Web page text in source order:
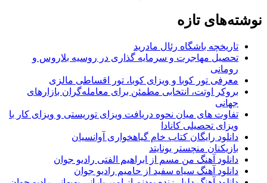
نوشته‌های تازه
تاریخچه باشگاه رئال مادرید
تحصیل مهاجرت و سرمایه گذاری در روسیه بلاروس و
رومانی
معرفی تور کوبا و ویزای کوبا، تور اقساطی مالزی
بروکر اوتت، انتخابی مطمئن برای معامله‌گران بازارهای
جهانی
تفاوت های میان نحوه دریافت ویزای توریستی و ویزای کار با
ویزای تحصیلی کانادا
دانلود رایگان کتاب خام گیاهخواری آوانسیان
بازیکنان منچستر یونایتد
دانلود آهنگ من مسم از ابراهیم الفتی رادیو جوان
دانلود آهنگ سیاه سفید از حامیم رادیو جوان